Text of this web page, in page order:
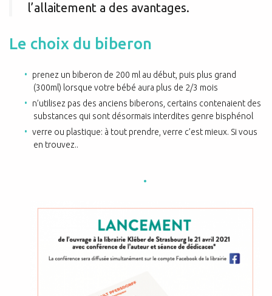
l’allaitement a des avantages.
Le choix du biberon
prenez un biberon de 200 ml au début, puis plus grand
(300ml) lorsque votre bébé aura plus de 2/3 mois
n’utilisez pas des anciens biberons, certains contenaient des
substances qui sont désormais interdites genre bisphénol
verre ou plastique: à tout prendre, verre c’est mieux. Si vous
en trouvez..
.